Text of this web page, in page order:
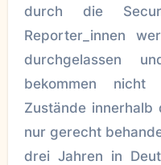
durch die
Reporter_innen
durchgelassen
bekommen
Zustände
nur gerecht
drei Jahren in